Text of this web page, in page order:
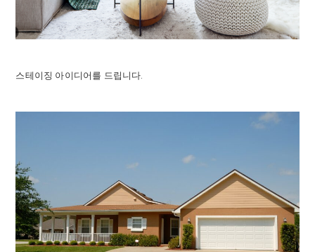
스테이징 아이디어를 드립니다.